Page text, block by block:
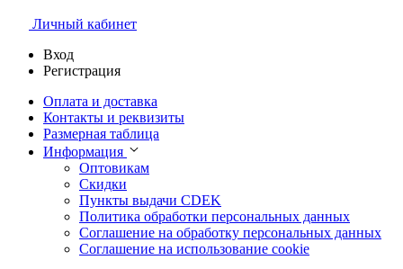
Личный кабинет
Вход
Регистрация
Оплата и доставка
Контакты и реквизиты
Размерная таблица
Информация
Оптовикам
Скидки
Пункты выдачи CDEK
Политика обработки персональных данных
Соглашение на обработку персональных данных
Соглашение на использование cookie